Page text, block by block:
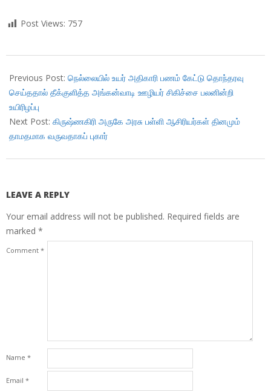
Post Views: 757
03-
21
Previous Post: நெல்லையில் உயர் அதிகாரி பணம் கேட்டு தொந்தரவு
செய்ததால் தீக்குளித்த அங்கன்வாடி ஊழியர் சிகிச்சை பலனின்றி
உயிரிழப்பு
Next Post: கிருஷ்ணகிரி அருகே அரசு பள்ளி ஆசிரியர்கள் தினமும்
தாமதமாக வருவதாகப் புகார்
LEAVE A REPLY
Your email address will not be published. Required fields are
marked *
Comment *
Name *
Email *